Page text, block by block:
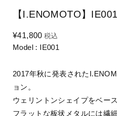
【I.ENOMOTO】
¥41,800 税込
Model : IE001
2017年秋に発表された
ョン。
ウェリントンシェイプをベー
フラットな板状メタルには繊